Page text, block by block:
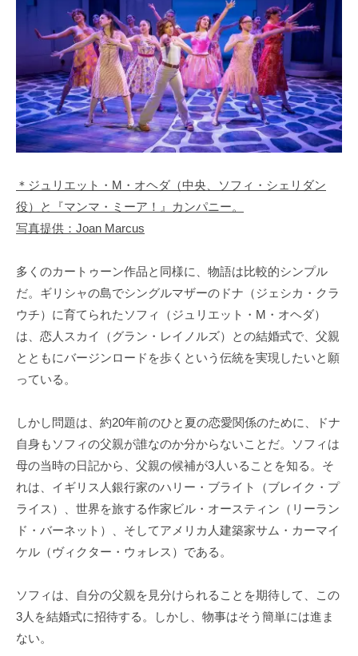
＊ジュリエット・M・オヘダ（中央、ソフィ・シェリダン
役）と『マンマ・ミーア！』カンパニー。
写真提供：Joan Marcus
多くのカートゥーン作品と同様に、物語は比較的シンプル
だ。ギリシャの島でシングルマザーのドナ（ジェシカ・クラ
ウチ）に育てられたソフィ（ジュリエット・M・オヘダ）
は、恋人スカイ（グラン・レイノルズ）との結婚式で、父親
とともにバージンロードを歩くという伝統を実現したいと願
っている。
しかし問題は、約20年前のひと夏の恋愛関係のために、ドナ
自身もソフィの父親が誰なのか分からないことだ。ソフィは
母の当時の日記から、父親の候補が3人いることを知る。そ
れは、イギリス人銀行家のハリー・ブライト（ブレイク・プ
ライス）、世界を旅する作家ビル・オースティン（リーラン
ド・バーネット）、そしてアメリカ人建築家サム・カーマイ
ケル（ヴィクター・ウォレス）である。
ソフィは、自分の父親を見分けられることを期待して、この
3人を結婚式に招待する。しかし、物事はそう簡単には進ま
ない。